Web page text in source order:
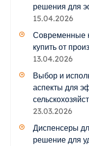
решения для
15.04.2026
Современные
купить от
13.04.2026
Выбор и
аспекты для
23.03.2026
Диспенсеры
решение для